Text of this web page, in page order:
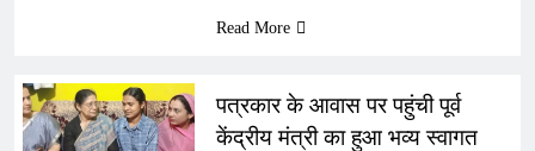
Read More
पत्रकार के आवास पर पहुंची पूर्व
केंद्रीय मंत्री का हुआ भव्य स्वागत